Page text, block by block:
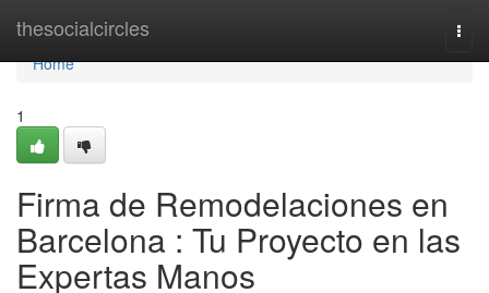
thesocialcircles
Home
Home
1
Firma de Remodelaciones en
Barcelona : Tu Proyecto en las
Expertas Manos